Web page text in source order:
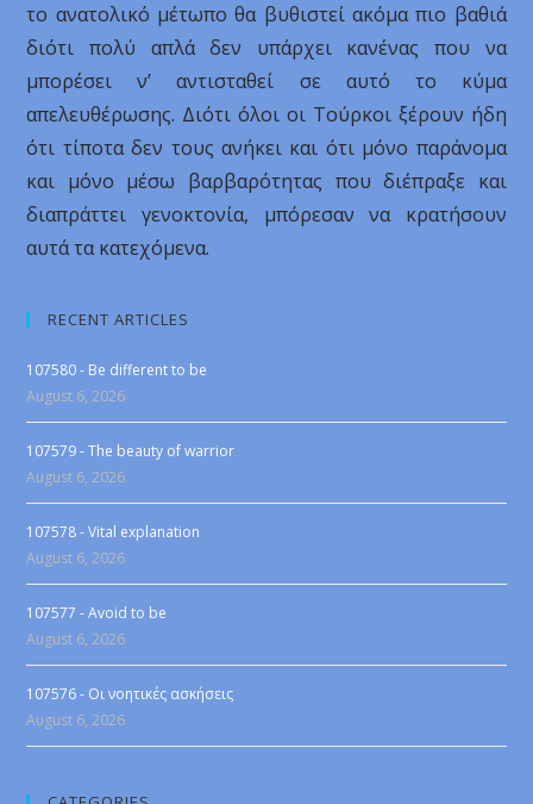
το ανατολικό μέτωπο θα βυθιστεί ακόμα πιο βαθιά
διότι πολύ απλά δεν υπάρχει κανένας που να
μπορέσει ν’ αντισταθεί σε αυτό το κύμα
απελευθέρωσης. Διότι όλοι οι Τούρκοι ξέρουν ήδη
ότι τίποτα δεν τους ανήκει και ότι μόνο παράνομα
και μόνο μέσω βαρβαρότητας που διέπραξε και
διαπράττει γενοκτονία, μπόρεσαν να κρατήσουν
αυτά τα κατεχόμενα.
RECENT ARTICLES
107580 - Be different to be
August 6, 2026
107579 - The beauty of warrior
August 6, 2026
107578 - Vital explanation
August 6, 2026
107577 - Avoid to be
August 6, 2026
107576 - Οι νοητικές ασκήσεις
August 6, 2026